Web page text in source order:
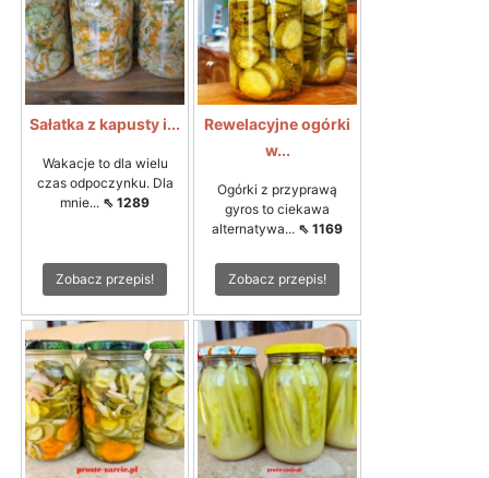
Sałatka z kapusty i...
Wakacje to dla wielu
czas odpoczynku. Dla
mnie... ⇖ 1289
Zobacz przepis!
Rewelacyjne ogórki
w...
Ogórki z przyprawą
gyros to ciekawa
alternatywa... ⇖ 1169
Zobacz przepis!